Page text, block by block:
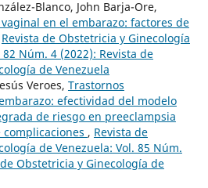
Blanco, John Barja-Ore,
en el embarazo: factores de
Revista de Obstetricia y Ginecología
Núm. 4 (2022): Revista de
de Venezuela
Veroes, Trastornos
efectividad del modelo
de riesgo en preeclampsia
, Revista de
de Venezuela: Vol. 85 Núm.
Obstetricia y Ginecología de